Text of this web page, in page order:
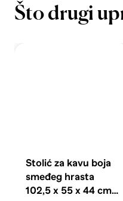
Što drugi
Stolić za kavu boja
smeđeg hrasta
102,5 x 55 x 44 cm